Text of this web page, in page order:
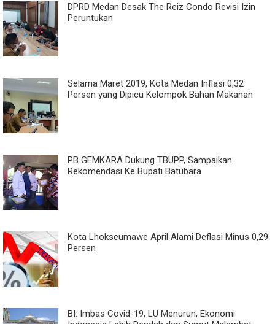
DPRD Medan Desak The Reiz Condo Revisi Izin
Peruntukan
Selama Maret 2019, Kota Medan Inflasi 0,32
Persen yang Dipicu Kelompok Bahan Makanan
PB GEMKARA Dukung TBUPP, Sampaikan
Rekomendasi Ke Bupati Batubara
Kota Lhokseumawe April Alami Deflasi Minus 0,29
Persen
BI: Imbas Covid-19, LU Menurun, Ekonomi